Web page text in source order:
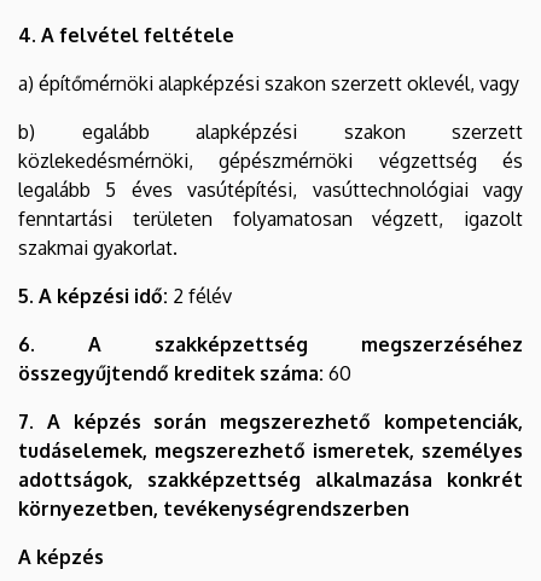
4. A felvétel feltétele
a) építőmérnöki alapképzési szakon szerzett oklevél, vagy
b) egalább alapképzési szakon szerzett
közlekedésmérnöki, gépészmérnöki végzettség és
legalább 5 éves vasútépítési, vasúttechnológiai vagy
fenntartási területen folyamatosan végzett, igazolt
szakmai gyakorlat.
5. A képzési idő: 2 félév
6. A szakképzettség megszerzéséhez
összegyűjtendő kreditek száma: 60
7. A képzés során megszerezhető kompetenciák,
tudáselemek, megszerezhető ismeretek, személyes
adottságok, szakképzettség alkalmazása konkrét
környezetben, tevékenységrendszerben
A képzés